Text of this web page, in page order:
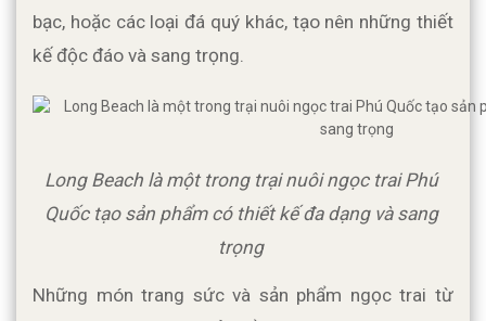
bạc, hoặc các loại đá quý khác, tạo nên những thiết
kế độc đáo và sang trọng.
Long Beach là một trong trại nuôi ngọc trai Phú
Quốc tạo sản phẩm có thiết kế đa dạng và sang
trọng
Những món trang sức và sản phẩm ngọc trai từ